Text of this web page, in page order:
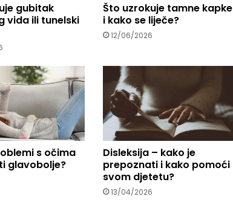
gubitak
vida ili tunelski
Što uzrokuje tamne kapke
i kako se liječe?
12/06/2026
s očima
glavobolje?
Disleksija – kako je
prepoznati i kako pomoći
svom djetetu?
13/04/2026